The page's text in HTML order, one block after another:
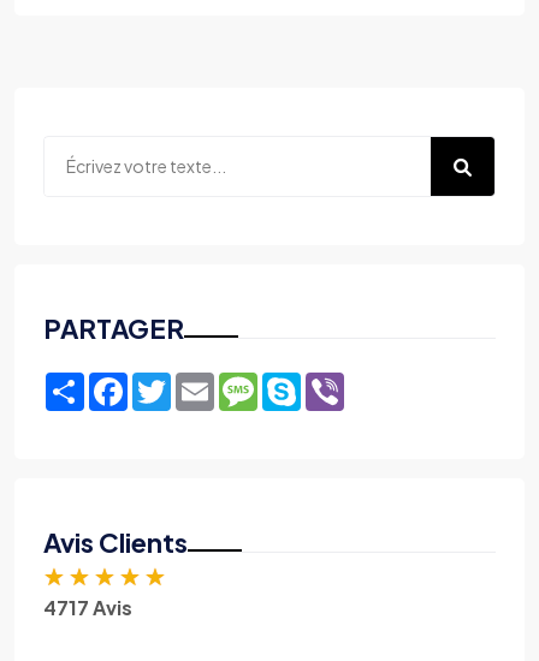
PARTAGER
ShareFacebook
TwitterEmailMessage
Skype
Avis Clients
★ ★ ★ ★ ★
4717 Avis